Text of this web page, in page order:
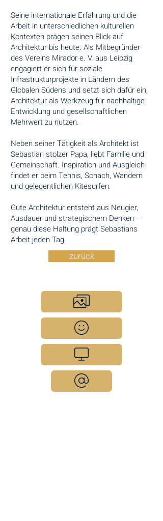
Seine internationale Erfahrung und die
Arbeit in unterschiedlichen kulturellen
Kontexten prägen seinen Blick auf
Architektur bis heute. Als Mitbegründer
des Vereins Mirador e. V. aus Leipzig
engagiert er sich für soziale
Infrastrukturprojekte in Ländern des
Globalen Südens und setzt sich dafür ein,
Architektur als Werkzeug für nachhaltige
Entwicklung und gesellschaftlichen
Mehrwert zu nutzen.
Neben seiner Tätigkeit als Architekt ist
Sebastian stolzer Papa, liebt Familie und
Gemeinschaft. Inspiration und Ausgleich
findet er beim Tennis, Schach, Wandern
und gelegentlichen Kitesurfen.
Gute Architektur entsteht aus Neugier,
Ausdauer und strategischem Denken –
genau diese Haltung prägt Sebastians
Arbeit jeden Tag.
zurück
Portfolio
Unser Team
Spaß am Job